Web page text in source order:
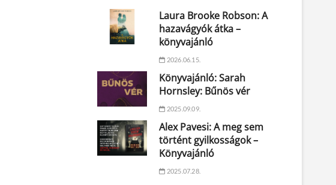
Laura Brooke Robson: A
hazavágyók átka –
könyvajánló
2026.06.15.
Könyvajánló: Sarah
Hornsley: Bűnös vér
2025.09.09.
Alex Pavesi: A meg sem
történt gyilkosságok –
Könyvajánló
2025.07.28.